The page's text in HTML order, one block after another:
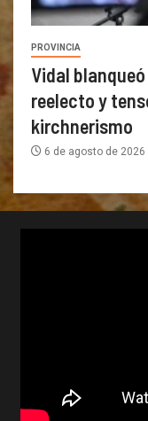
PROVINCIA
Vidal
reelecto y
kirchnerismo
6 de agosto de 2026